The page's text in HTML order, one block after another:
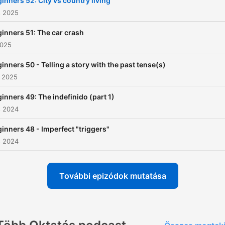
subscribe using the
Also, check out our world of
general Spanish love at
2025
51: The car crash
50 - Telling a story with the past tense(s)
2025
49: The indefinido (part 1)
2024
48 - Imperfect "triggers"
2024
További epizódok mutatása